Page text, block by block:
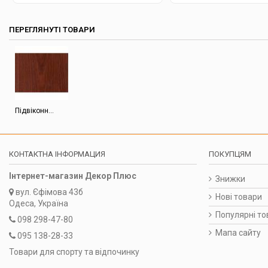
ПЕРЕГЛЯНУТІ ТОВАРИ
Підвіконн...
КОНТАКТНА ІНФОРМАЦИЯ
Інтернет-магазин Декор Плюс
вул. Єфімова 43б
Одеса, Україна
098 298-47-80
095 138-28-33
Товари для спорту та відпочинку
ПОКУПЦЯМ
Знижки
Нові товари
Популярні
Мапа сайту